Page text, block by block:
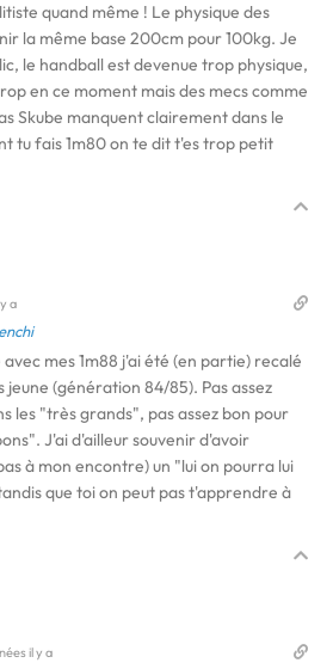
quand même ! Le physique des
la même base 200cm pour 100kg. Je
le handball est devenue trop physique,
en ce moment mais des mecs comme
Skube manquent clairement dans le
tu fais 1m80 on te dit t'es trop petit
a
avec mes 1m88 j'ai été (en partie) recalé
jeune (génération 84/85). Pas assez
les "très grands", pas assez bon pour
J'ai d'ailleur souvenir d'avoir
à mon encontre) un "lui on pourra lui
que toi on peut pas t'apprendre à
il y a